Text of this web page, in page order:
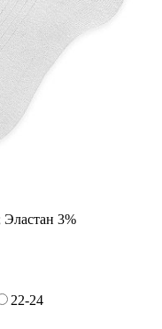
3%
22-24